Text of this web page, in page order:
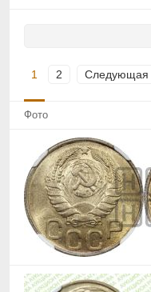
1 2 Следующая
Фото